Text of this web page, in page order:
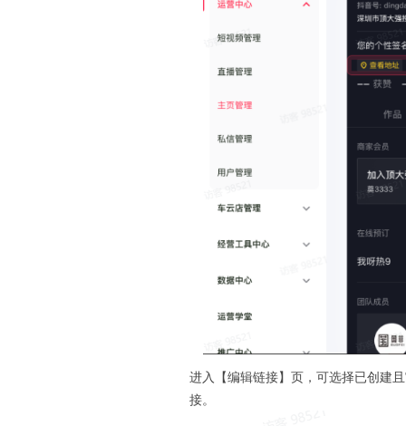
进入【编辑链接】页，可选择已创建
接。